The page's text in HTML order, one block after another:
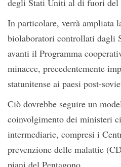
In particolare, verrà ampliata
biolaboratori controllati dagli
avanti il ​​Programma
minacce, precedentemente
statunitense ai paesi post-
Ciò dovrebbe seguire un
coinvolgimento dei ministeri
intermediarie, compresi i
prevenzione delle malattie
piani del Pentagono.